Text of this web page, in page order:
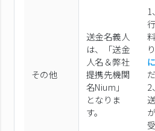
その他
送金名義人
は、「送金
人名＆弊社
提携先機関
名Nium」
となりま
す。
2